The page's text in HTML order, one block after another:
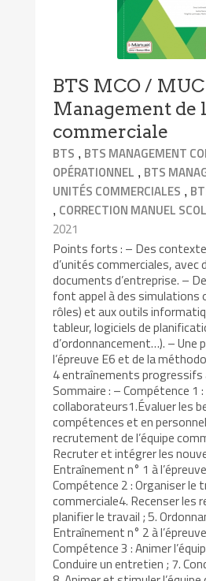
BTS MCO / MUC
Management de
commerciale
BTS , BTS MANAGEMENT
OPÉRATIONNEL , BTS
UNITÉS COMMERCIALES ,
, CORRECTION MANUEL
2021
Points forts : – Des
d’unités commerciales, avec
documents d’entreprise. –
font appel à des simulations
rôles) et aux outils
tableur, logiciels de
d’ordonnancement…). – Une
l’épreuve E6 et de la
4 entraînements progressifs
Sommaire : – Compétence 1
collaborateurs1.Évaluer les
compétences et en
recrutement de l’équipe
Recruter et intégrer les
Entraînement n° 1 à
Compétence 2 : Organiser le
commerciale4. Recenser les
planifier le travail ; 5.
Entraînement n° 2 à
Compétence 3 : Animer
Conduire un entretien ; 7.